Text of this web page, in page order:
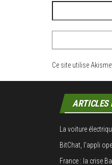
Ce site utilise
ARTICLES
La voiture
BitChat, l’appli
France : la crise